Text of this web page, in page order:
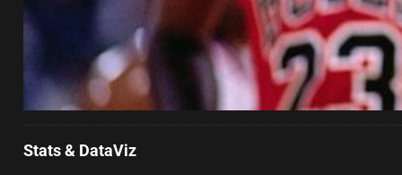
Stats & DataViz